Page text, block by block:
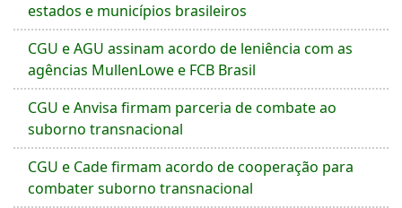
estados e municípios brasileiros
CGU e AGU assinam acordo de leniência com as
agências MullenLowe e FCB Brasil
CGU e Anvisa firmam parceria de combate ao
suborno transnacional
CGU e Cade firmam acordo de cooperação para
combater suborno transnacional